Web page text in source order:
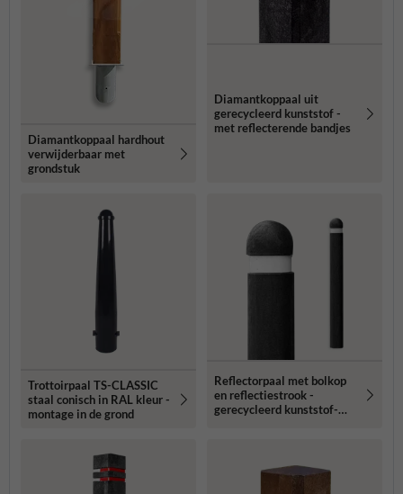
Diamantkoppaal hardhout
verwijderbaar met
grondstuk
Diamantkoppaal uit
gerecycleerd kunststof -
met reflecterende bandjes
Trottoirpaal TS-CLASSIC
staal conisch in RAL kleur -
montage in de grond
Reflectorpaal met bolkop
en reflectiestrook -
gerecycleerd kunststof-